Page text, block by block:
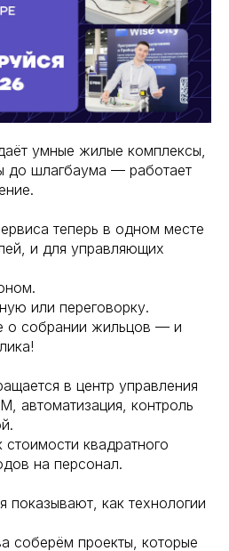
умные жилые комплексы,
до шлагбаума — работает
теперь в одном месте
и для управляющих
или переговорку.
о собрании жильцов — и
в центр управления
автоматизация, контроль
стоимости квадратного
на персонал.
показывают, как технологии
соберём проекты, которые